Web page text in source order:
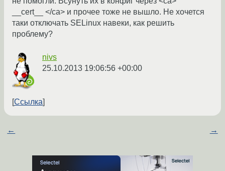
__cert__ </ca> и прочее тоже не вышло. Не хочется
таки отключать SELinux навеки, как решить
проблему?
nivs
25.10.2013 19:06:56 +00:00
Ссылка
← →